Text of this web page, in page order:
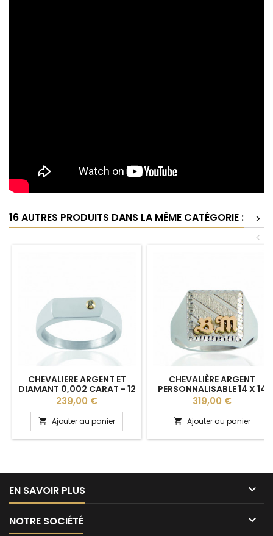
16 AUTRES PRODUITS DANS LA MÊME CATÉGORIE :
>
<
CHEVALIERE ARGENT ET
DIAMANT 0,002 CARAT - 12
X 5,5 MM
Prix
239,00 €
 Ajouter au panier
CHEVALIÈRE ARGENT
PERSONNALISABLE 14 X 14
MM POUR HOMME
Prix
319,00 €
 Ajouter au panier
EN SAVOIR PLUS 
NOTRE SOCIÉTÉ 